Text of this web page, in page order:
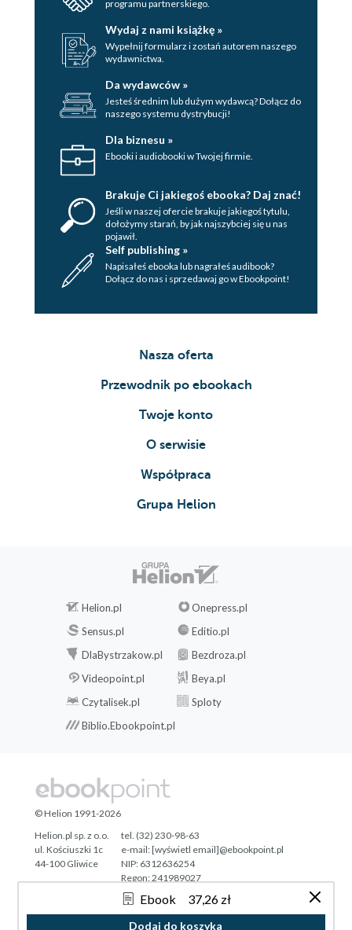
Ebook 37,26 zł
Dodaj do koszyka
programu partnerskiego.
Wydaj z nami książkę »
Wypełnij formularz i zostań autorem naszego
wydawnictwa.
Da wydawców »
Jesteś średnim lub dużym wydawcą? Dołącz do
naszego systemu dystrybucji!
Dla biznesu »
Ebooki i audiobooki w Twojej firmie.
Brakuje Ci jakiegoś ebooka? Daj znać!
Jeśli w naszej ofercie brakuje jakiegoś tytulu,
dołożymy starań, by jak najszybciej się u nas
pojawił.
Self publishing »
Napisałeś ebooka lub nagrałeś audibook?
Dołącz do nas i sprzedawaj go w Ebookpoint!
Nasza oferta
Przewodnik po ebookach
Twoje konto
O serwisie
Współpraca
Grupa Helion
Helion.pl
Onepress.pl
Sensus.pl
Editio.pl
DlaBystrzakow.pl
Bezdroza.pl
Videopoint.pl
Beya.pl
Czytalisek.pl
Sploty
Biblio.Ebookpoint.pl
Tonik.pl
© Helion 1991-2026
Helion.pl sp. z o.o.
ul. Kościuszki 1c
44-100 Gliwice
tel. (32) 230-98-63
e-mail:[wyświetl email]@ebookpoint.pl
NIP: 6312636254
Regon: 241989027